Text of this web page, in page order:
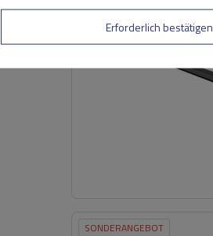
SONDERANGEBOT
Erforderlich bestätigen